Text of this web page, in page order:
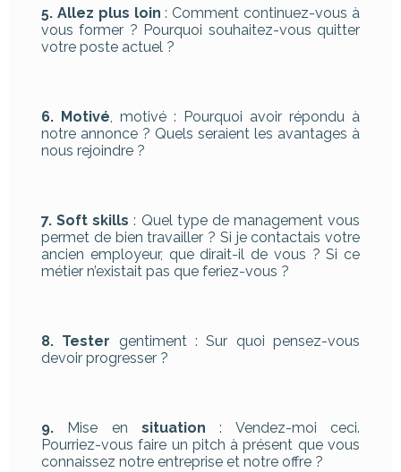
5. Allez plus loin : Comment continuez-vous à
vous former ? Pourquoi souhaitez-vous quitter
votre poste actuel ?
6. Motivé, motivé : Pourquoi avoir répondu à
notre annonce ? Quels seraient les avantages à
nous rejoindre ?
7. Soft skills : Quel type de management vous
permet de bien travailler ? Si je contactais votre
ancien employeur, que dirait-il de vous ? Si ce
métier n’existait pas que feriez-vous ?
8. Tester gentiment : Sur quoi pensez-vous
devoir progresser ?
9. Mise en situation: Vendez-moi ceci.
Pourriez-vous faire un pitch à présent que vous
connaissez notre entreprise et notre offre ?